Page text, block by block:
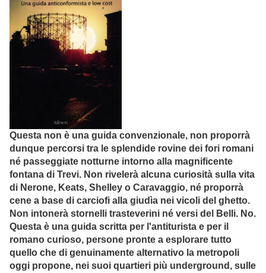
Questa non è una guida convenzionale, non proporrà
dunque percorsi tra le splendide rovine dei fori romani
né passeggiate notturne intorno alla magnificente
fontana di Trevi. Non rivelerà alcuna curiosità sulla vita
di Nerone, Keats, Shelley o Caravaggio, né proporrà
cene a base di carciofi alla giudìa nei vicoli del ghetto.
Non intonerà stornelli trasteverini né versi del Belli. No.
Questa è una guida scritta per l'antiturista e per il
romano curioso, persone pronte a esplorare tutto
quello che di genuinamente alternativo la metropoli
oggi propone, nei suoi quartieri più underground, sulle